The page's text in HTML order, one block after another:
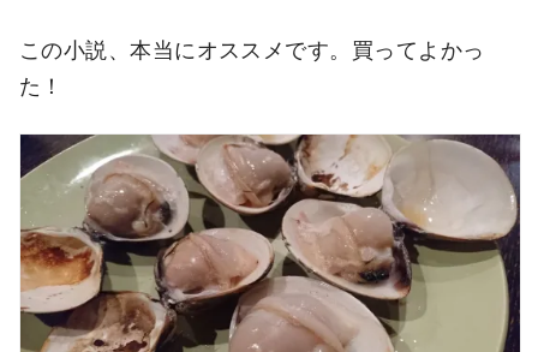
この小説、本当にオススメです。買ってよかっ
た！